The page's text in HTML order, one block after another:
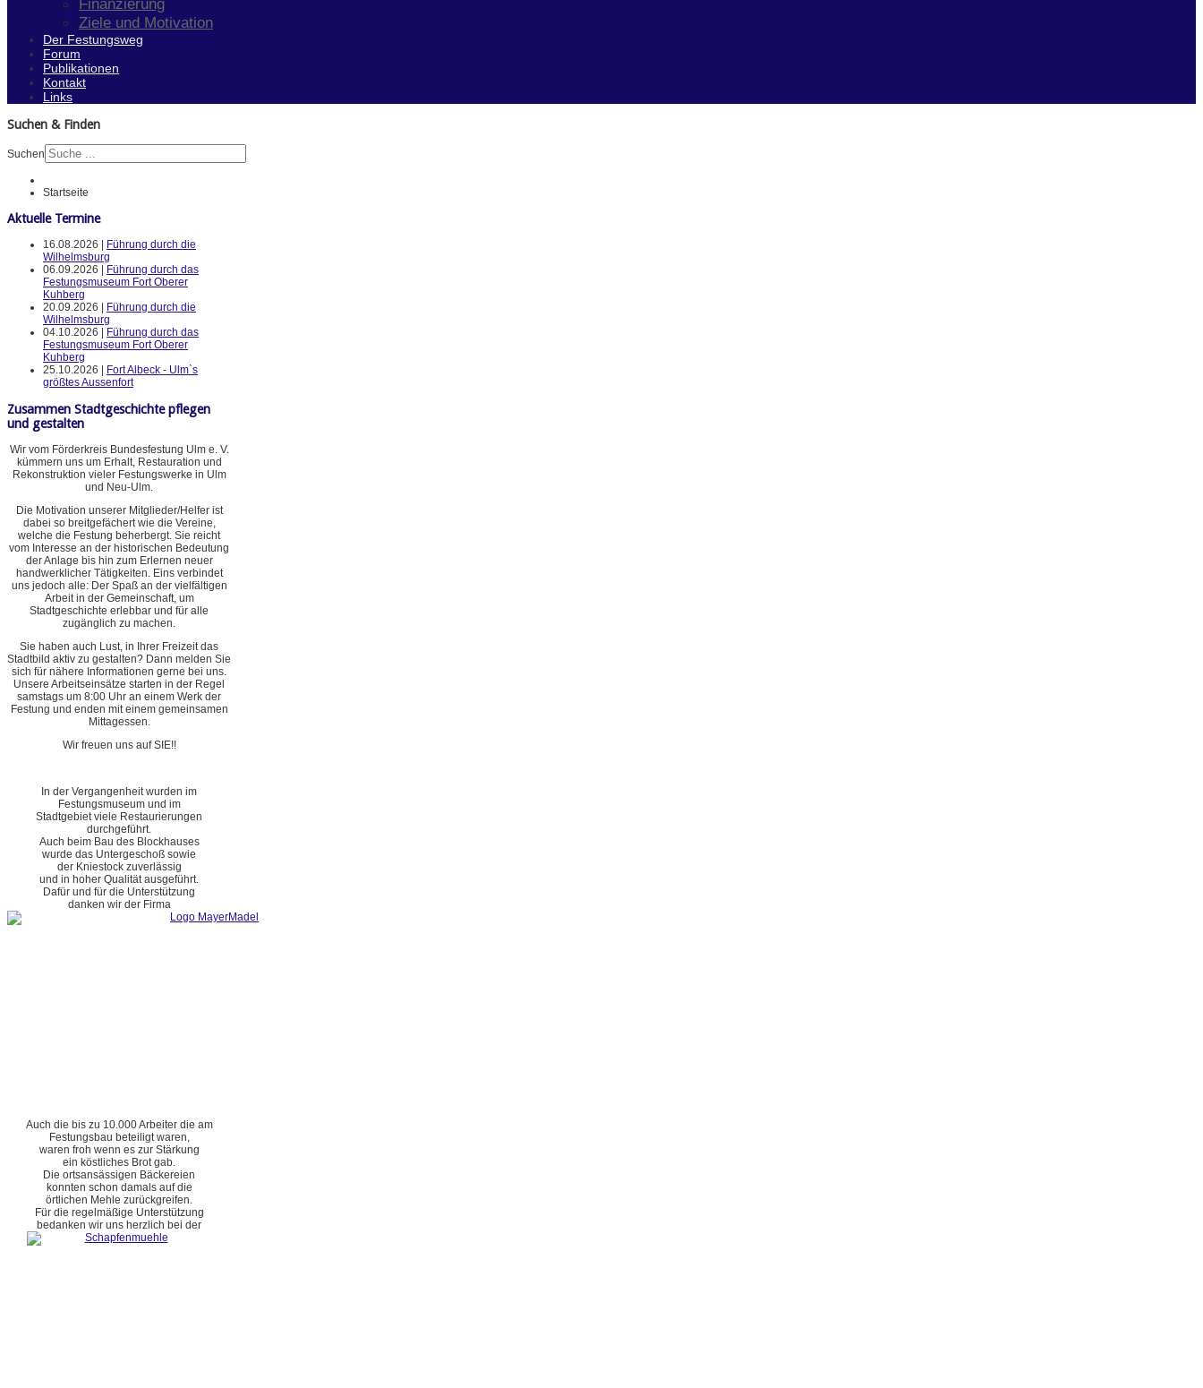
Finanzierung
Ziele und Motivation
Der Festungsweg
Forum
Publikationen
Kontakt
Links
Suchen & Finden
Suchen
Startseite
Aktuelle Termine
16.08.2026 |
Führung durch die
Wilhelmsburg
06.09.2026 |
Führung durch das
Festungsmuseum Fort Oberer
Kuhberg
20.09.2026 |
Führung durch die
Wilhelmsburg
04.10.2026 |
Führung durch das
Festungsmuseum Fort Oberer
Kuhberg
25.10.2026 |
Fort Albeck - Ulm`s
größtes Aussenfort
Zusammen Stadtgeschichte pflegen
und gestalten
Wir vom Förderkreis Bundesfestung Ulm e. V.
kümmern uns um Erhalt, Restauration und
Rekonstruktion vieler Festungswerke in Ulm
und Neu-Ulm.
Die Motivation unserer Mitglieder/Helfer ist
dabei so breitgefächert wie die Vereine,
welche die Festung beherbergt. Sie reicht
vom Interesse an der historischen Bedeutung
der Anlage bis hin zum Erlernen neuer
handwerklicher Tätigkeiten. Eins verbindet
uns jedoch alle: Der Spaß an der vielfältigen
Arbeit in der Gemeinschaft, um
Stadtgeschichte erlebbar und für alle
zugänglich zu machen.
Sie haben auch Lust, in Ihrer Freizeit das
Stadtbild aktiv zu gestalten? Dann melden Sie
sich für nähere Informationen gerne bei uns.
Unsere Arbeitseinsätze starten in der Regel
samstags um 8:00 Uhr an einem Werk der
Festung und enden mit einem gemeinsamen
Mittagessen.
Wir freuen uns auf SIE!!
In der Vergangenheit wurden im
Festungsmuseum und im
Stadtgebiet viele Restaurierungen
durchgeführt.
Auch beim Bau des Blockhauses
wurde das Untergeschoß sowie
der Kniestock zuverlässig
und in hoher Qualität ausgeführt.
Dafür und für die Unterstützung
danken wir der Firma
Auch die bis zu 10.000 Arbeiter die am
Festungsbau beteiligt waren,
waren froh wenn es zur Stärkung
ein köstliches Brot gab.
Die ortsansässigen Bäckereien
konnten schon damals auf die
örtlichen Mehle zurückgreifen.
Für die regelmäßige Unterstützung
bedanken wir uns herzlich bei der